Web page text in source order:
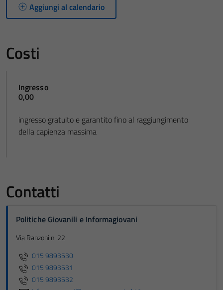
Aggiungi al calendario
Costi
Ingresso
0,00
ingresso gratuito e garantito fino al raggiungimento
della capienza massima
Contatti
Politiche Giovanili e Informagiovani
Via Ranzoni n. 22
015 9893530
015 9893531
015 9893532